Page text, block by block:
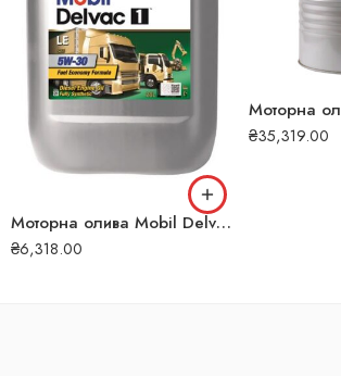
Моторна олива Mobil Delvac 1 LE 5W-30 20л 111
₴6,318.00
₴35,319.00